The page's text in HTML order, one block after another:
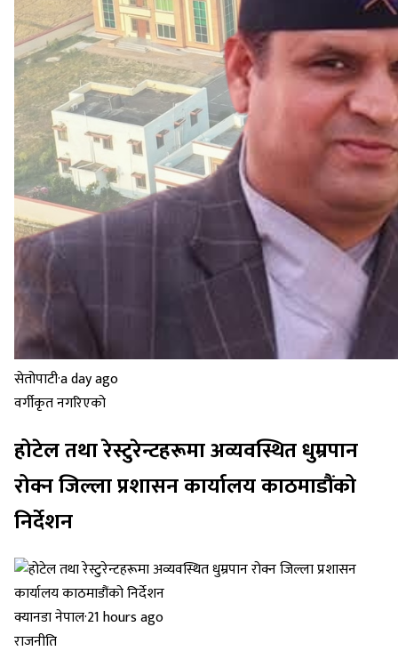
सेतोपाटी·a day ago
वर्गीकृत नगरिएको
होटेल तथा रेस्टुरेन्टहरूमा अव्यवस्थित धुम्रपान
रोक्न जिल्ला प्रशासन कार्यालय काठमाडौंको
निर्देशन
क्यानडा नेपाल·21 hours ago
राजनीति